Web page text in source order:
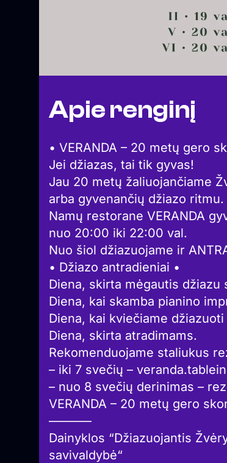
Apie renginį
• VERANDA – 20 metų gero
Jei džiazas, tai tik gyvas!
Jau 20 metų žaliuojančiame
arba gyvenančių džiazo ritmu.
Namų restorane VERANDA
nuo 20:00 iki 22:00 val.
Nuo šiol džiazuojame ir
• Džiazo antradieniai •
Diena, skirta mėgautis džiazu
Diena, kai skamba pianino
Diena, kai kviečiame
Diena, skirta atradimams.
Rekomenduojame staliukus
– iki 7 svečių –
– nuo 8 svečių derinimas –
VERANDA – 20 metų gero
———–
Dainyklos “Džiazuojantis
savivaldybė“